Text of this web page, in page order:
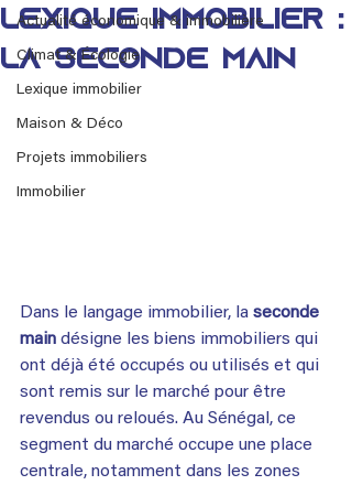
Actualité économique & immobilière
Climat & Écologie
Lexique immobilier
Maison & Déco
Projets immobiliers
Immobilier
Lexique immobilier :
La seconde main
Dans le langage immobilier, la seconde
main désigne les biens immobiliers qui
ont déjà été occupés ou utilisés et qui
sont remis sur le marché pour être
revendus ou reloués. Au Sénégal, ce
segment du marché occupe une place
centrale, notamment dans les zones